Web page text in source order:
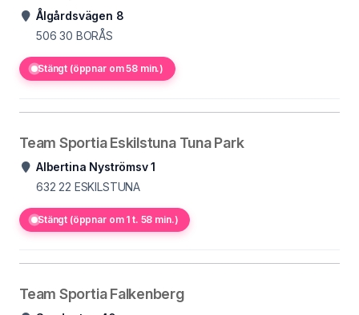
Ålgårdsvägen 8
506 30 BORÅS
Stängt (öppnar om 58 min.)
Team Sportia Eskilstuna Tuna Park
Albertina Nyströmsv 1
632 22 ESKILSTUNA
Stängt (öppnar om 1 t. 58 min.)
Team Sportia Falkenberg